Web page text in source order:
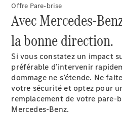
Mercedes-
Benz
Services
d'entretien
Accessoires
d’origine
Prendre un
rendez-
vous SAV
Offre Pare-brise
Avec Mercedes-
la bonne direction.
Si vous constatez un impact
préférable d’intervenir
dommage ne s’étende. Ne
votre sécurité et optez pour
remplacement de votre pare-
Mercedes-Benz.